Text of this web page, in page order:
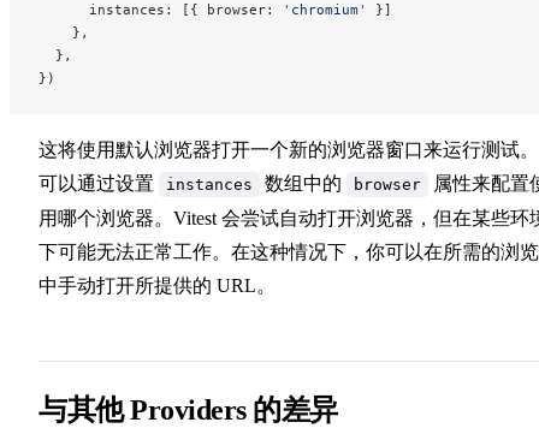
      instances: [{ browser:
'chromium'
}]
    },
  },
})
这将使用默认浏览器打开一个新的浏览器窗口来运行测试
可以通过设置
instances 数组中的 browser
属性来配置
用哪个浏览器。Vitest 会尝试自动打开浏览器，但在某些环
下可能无法正常工作。在这种情况下，你可以在所需的浏
中手动打开所提供的 URL。
与其他 Providers 的差异